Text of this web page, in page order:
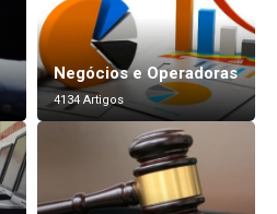
Negócios e Operadoras
4134 Artigos